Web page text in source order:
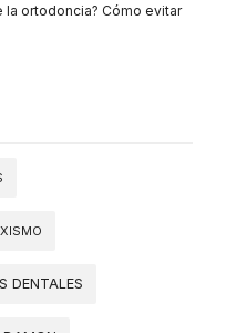
ortodoncia? Cómo evitar
DENTALES